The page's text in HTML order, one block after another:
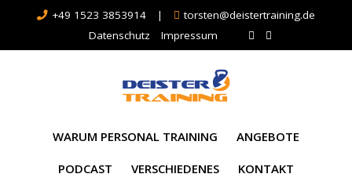
+49 1523 3853914 |
torsten@deistertraining.de
Datenschutz
Impressum
WARUM PERSONAL TRAINING ANGEBOTE
PODCAST VERSCHIEDENES KONTAKT